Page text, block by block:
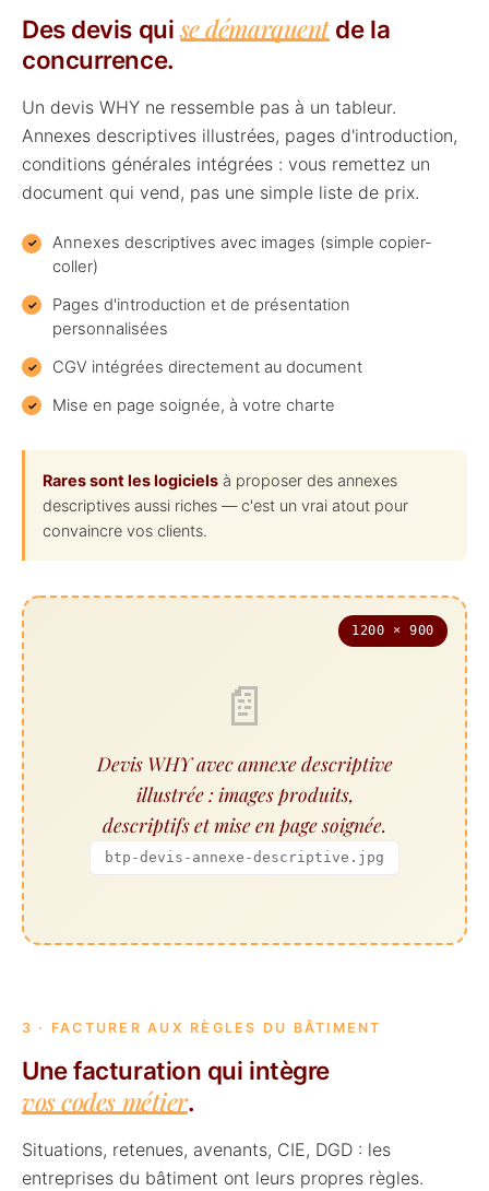
Des devis quise démarquentde la
concurrence.
Un devis WHY ne ressemble pas à un tableur.
Annexes descriptives illustrées, pages d'introduction,
conditions générales intégrées : vous remettez un
document qui vend, pas une simple liste de prix.
Annexes descriptives avec images (simple copier-
coller)
Pages d'introduction et de présentation
personnalisées
CGV intégrées directement au document
Mise en page soignée, à votre charte
Rares sont les logiciels à proposer des annexes
descriptives aussi riches — c'est un vrai atout pour
convaincre vos clients.
1200 × 900
📄
Devis WHY avec annexe descriptive
illustrée : images produits,
descriptifs et mise en page soignée.
btp-devis-annexe-descriptive.jpg
3 · FACTURER AUX RÈGLES DU BÂTIMENT
Une facturation qui intègre
vos codes métier.
Situations, retenues, avenants, CIE, DGD : les
entreprises du bâtiment ont leurs propres règles.